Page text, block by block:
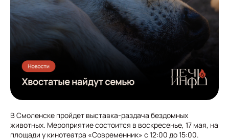
В Смоленске пройдет выставка-раздача бездомных
животных. Мероприятие состоится в воскресенье, 17 мая, на
площади у кинотеатра «Современник» с 12:00 до 15:00.